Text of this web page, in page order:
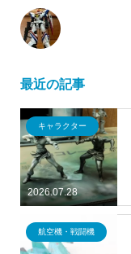
最近の記事
2026.07.28
キャラクター
航空機・戦闘機